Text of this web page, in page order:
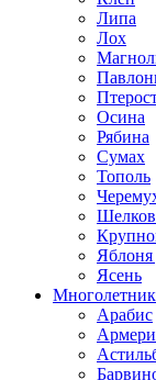
Липа
Лох
Осина
Рябина
Сумах
Тополь
Яблоня
Ясень
Арабис